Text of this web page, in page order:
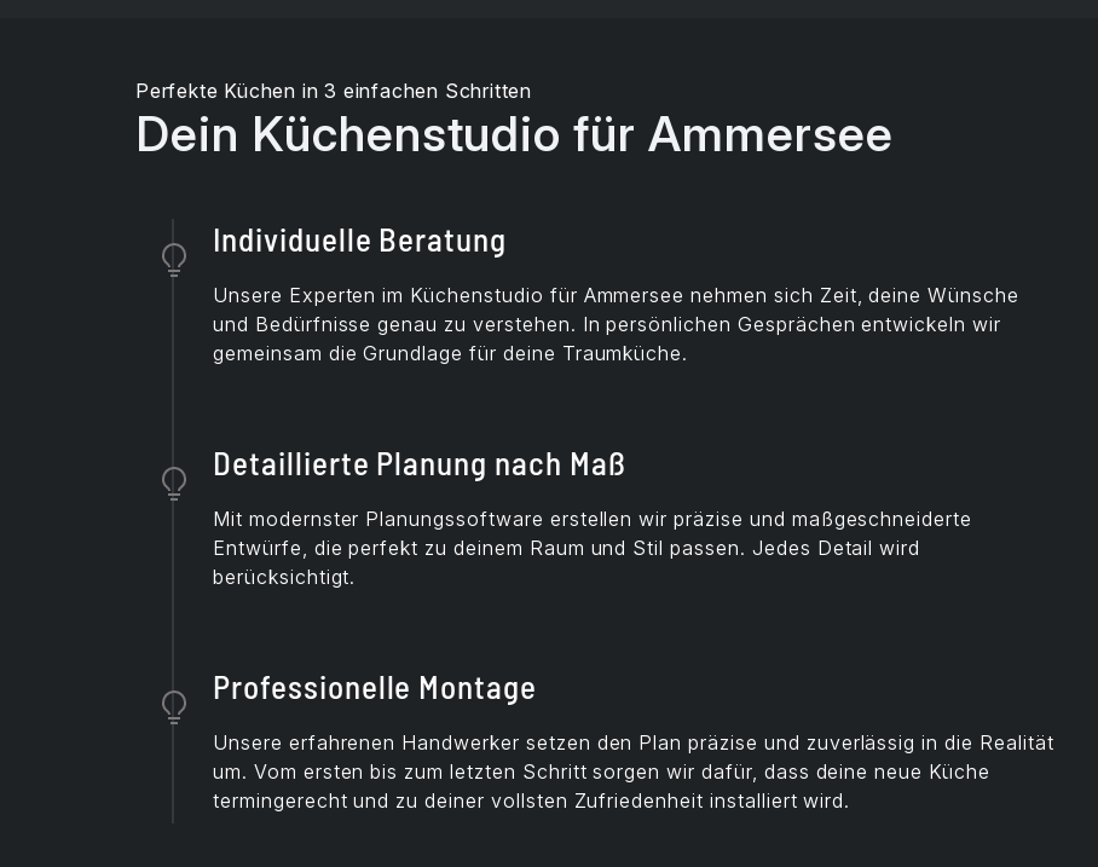
Perfekte Küchen in 3 einfachen Schritten
Dein Küchenstudio für Ammersee
Individuelle Beratung
Unsere Experten im Küchenstudio für Ammersee nehmen sich Zeit, deine Wünsche
und Bedürfnisse genau zu verstehen. In persönlichen Gesprächen entwickeln wir
gemeinsam die Grundlage für deine Traumküche.
Detaillierte Planung nach Maß
Mit modernster Planungssoftware erstellen wir präzise und maßgeschneiderte
Entwürfe, die perfekt zu deinem Raum und Stil passen. Jedes Detail wird
berücksichtigt.
Professionelle Montage
Unsere erfahrenen Handwerker setzen den Plan präzise und zuverlässig in die Realität
um. Vom ersten bis zum letzten Schritt sorgen wir dafür, dass deine neue Küche
termingerecht und zu deiner vollsten Zufriedenheit installiert wird.